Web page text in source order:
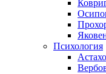
Психология